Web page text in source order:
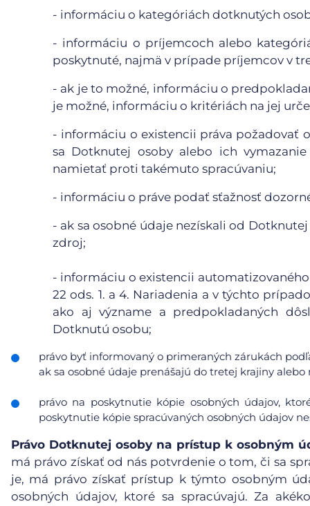
- informáciu o kategóriách dotknutých
- informáciu o príjemcoch alebo
poskytnuté, najmä v prípade príjemcov v
- ak je to možné, informáciu o
je možné, informáciu o kritériách na jej
- informáciu o existencii práva požadovať
sa Dotknutej osoby alebo ich
namietať proti takémuto spracúvaniu;
- informáciu o práve podať sťažnosť
- ak sa osobné údaje nezískali od
zdroj;
- informáciu o existencii
22 ods. 1. a 4. Nariadenia a v týchto
ako aj význame a predpokladaných
Dotknutú osobu;
právo byť informovaný o primeraných zárukách
ak sa osobné údaje prenášajú do tretej krajiny
právo na poskytnutie kópie osobných údajov,
poskytnutie kópie spracúvaných osobných údajov
Právo Dotknutej osoby na prístup k osobným
má právo získať od nás potvrdenie o tom, či sa
je, má právo získať prístup k týmto osobným
osobných údajov, ktoré sa spracúvajú. Za